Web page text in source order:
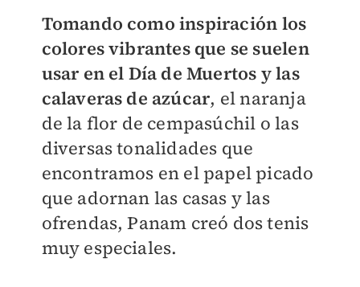
Tomando como inspiración los
colores vibrantes que se suelen
usar en el Día de Muertos y las
calaveras de azúcar, el naranja
de la flor de cempasúchil o las
diversas tonalidades que
encontramos en el papel picado
que adornan las casas y las
ofrendas, Panam creó dos tenis
muy especiales.